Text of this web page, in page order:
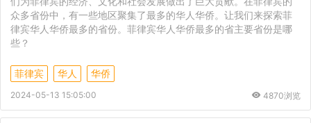
众多省份中，有一些地区聚集了最多的华人华侨。让我们来探索菲
律宾华人华侨最多的省份。菲律宾华人华侨最多的省主要省份是哪
些？
菲律宾 华人 华侨
2024-05-13 15:05:00 4870浏览